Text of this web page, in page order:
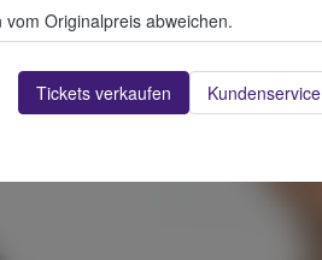
vom Originalpreis abweichen.
Tickets verkaufen Kundenservice